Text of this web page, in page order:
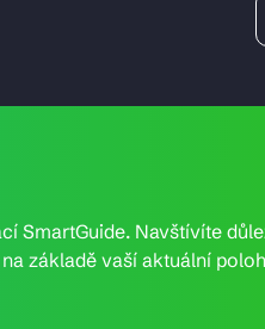
SmartGuide. Navštívíte
základě vaší aktuální